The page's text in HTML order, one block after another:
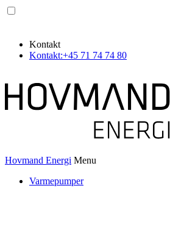
Kontakt
Kontakt:+45 71 74 74 80
Hovmand Energi Menu
Varmepumper